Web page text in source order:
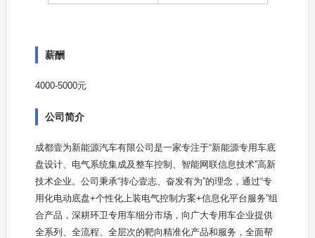
薪酬
4000-5000元
公司简介
成都壹为新能源汽车有限公司是一家专注于“新能源专用车底
盘设计、电气系统集成及整车控制、智能网联信息技术”高新
技术企业。公司秉承“抟心壹志、奋发有为”的理念，通过“专
用化电动底盘+个性化上装电气控制方案+信息化平台服务”组
合产品，深耕环卫专用车细分市场，向广大专用车企业提供
全系列、全流程、全层次的靶向精准化产品和服务，全面帮